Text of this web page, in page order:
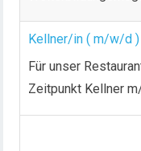
Kellner/in ( m/w/d )
Für unser
Zeitpunkt Kellner